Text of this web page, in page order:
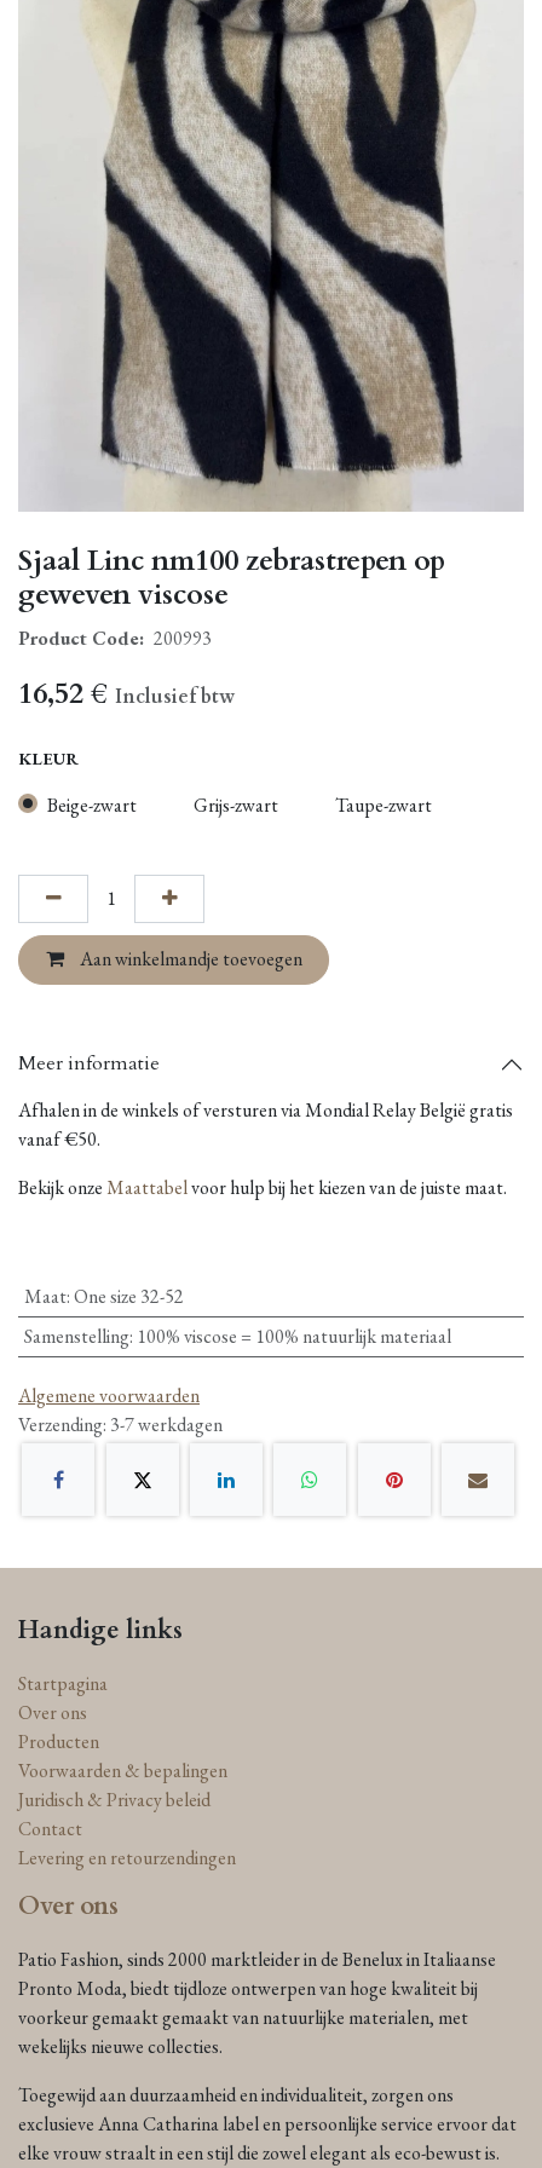
Sjaal Linc nm100 zebrastrepen op
geweven viscose
Product Code: 200993
16,52€ Inclusief btw
KLEUR
Beige-zwart Grijs-zwart Taupe-zwart
Aan winkelmandje toevoegen
Meer informatie
Afhalen in de winkels of versturen via Mondial Relay België gratis
vanaf €50.
Bekijk onzeMaattabelvoor hulp bij het kiezen van de juiste maat.
Maat:One size 32-52
Samenstelling: 100% viscose = 100% natuurlijk materiaal
Algemene voorwaarden
Verzending: 3-7 werkdagen
Handige links
Startpagina
Over ons
Producten
Voorwaarden & bepalingen
Juridisch & Privacy beleid
Contact
Levering en retourzendingen
Over ons
Patio Fashion, sinds 2000 marktleider in de Benelux in Italiaanse
Pronto Moda, biedt tijdloze ontwerpen van hoge kwaliteit bij
voorkeur gemaakt gemaakt van natuurlijke materialen, met
wekelijks nieuwe collecties.
Toegewijd aan duurzaamheid en individualiteit, zorgen ons
exclusieve Anna Catharina label en persoonlijke service ervoor dat
elke vrouw straalt in een stijl die zowel elegant als eco-bewust is.